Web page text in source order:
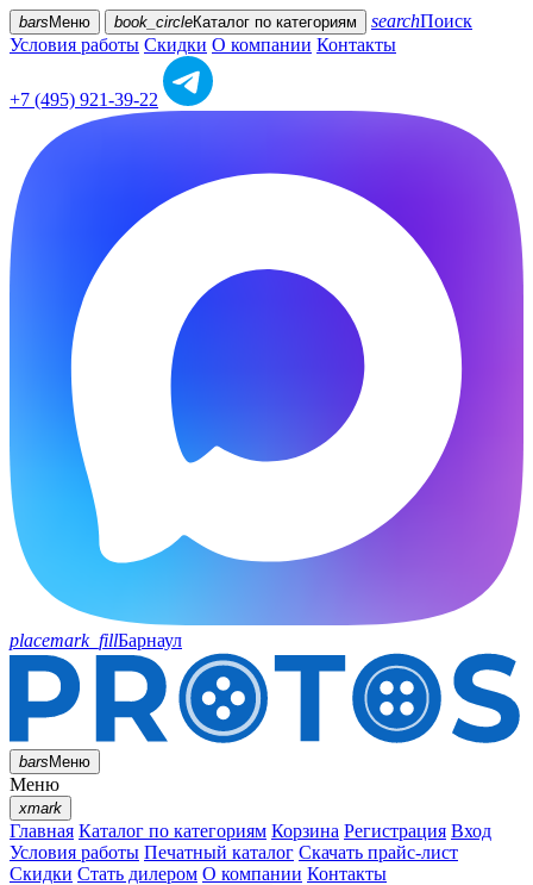
bars Меню book_circleКаталог по категориям searchПоиск
Условия работы Скидки О компании Контакты
+7 (495) 921-39-22
placemark_fillБарнаул
barsМеню
Меню
xmark
Главная Каталог по категориям Корзина Регистрация Вход
Условия работы Печатный каталог Скачать прайс-лист
Скидки Стать дилером О компании Контакты